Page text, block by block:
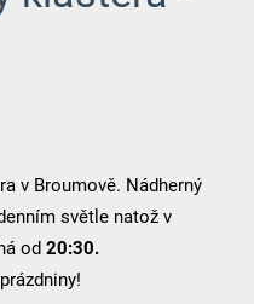
v Broumově. Nádherný
světle natož v
od 20:30.